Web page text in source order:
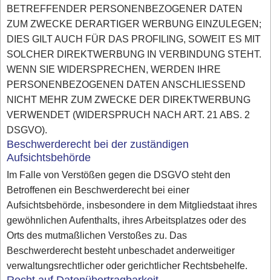
BETREFFENDER PERSONENBEZOGENER DATEN
ZUM ZWECKE DERARTIGER WERBUNG EINZULEGEN;
DIES GILT AUCH FÜR DAS PROFILING, SOWEIT ES MIT
SOLCHER DIREKTWERBUNG IN VERBINDUNG STEHT.
WENN SIE WIDERSPRECHEN, WERDEN IHRE
PERSONENBEZOGENEN DATEN ANSCHLIESSEND
NICHT MEHR ZUM ZWECKE DER DIREKTWERBUNG
VERWENDET (WIDERSPRUCH NACH ART. 21 ABS. 2
DSGVO).
Beschwerderecht bei der zuständigen
Aufsichtsbehörde
Im Falle von Verstößen gegen die DSGVO steht den
Betroffenen ein Beschwerderecht bei einer
Aufsichtsbehörde, insbesondere in dem Mitgliedstaat ihres
gewöhnlichen Aufenthalts, ihres Arbeitsplatzes oder des
Orts des mutmaßlichen Verstoßes zu. Das
Beschwerderecht besteht unbeschadet anderweitiger
verwaltungsrechtlicher oder gerichtlicher Rechtsbehelfe.